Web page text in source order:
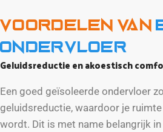
Voordelen van
ondervloer
Geluidsreductie en akoestisch
Een goed geïsoleerde ondervloer
geluidsreductie, waardoor je
wordt. Dit is met name belangrijk